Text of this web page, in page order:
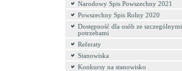
Narodowy Spis Powszechny 2021
Powszechny Spis Rolny 2020
Dostępność dla osób ze szczególnymi
potrzebami
Referaty
Stanowiska
Konkursy na stanowisko